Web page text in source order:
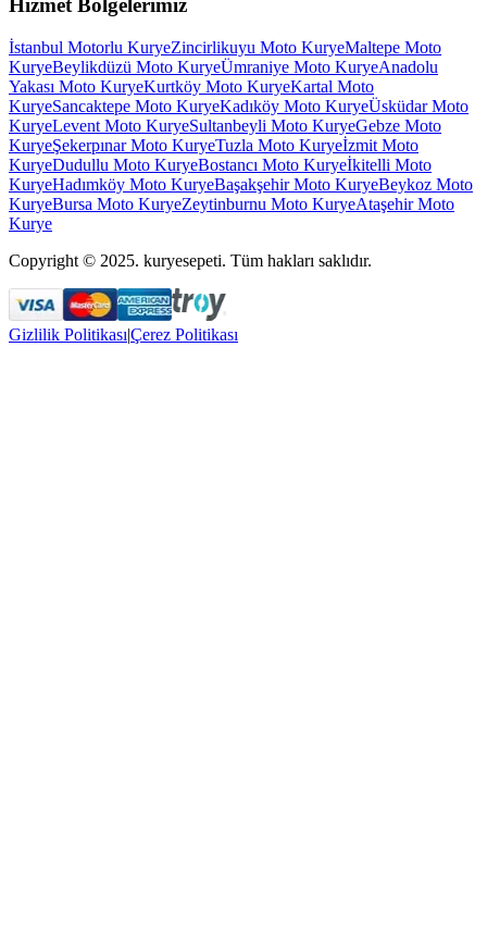
Hizmet Bölgelerimiz
İstanbul Motorlu KuryeZincirlikuyu Moto KuryeMaltepe Moto
KuryeBeylikdüzü Moto KuryeÜmraniye Moto KuryeAnadolu
Yakası Moto KuryeKurtköy Moto KuryeKartal Moto
KuryeSancaktepe Moto KuryeKadıköy Moto KuryeÜsküdar Moto
KuryeLevent Moto KuryeSultanbeyli Moto KuryeGebze Moto
KuryeŞekerpınar Moto KuryeTuzla Moto Kuryeİzmit Moto
KuryeDudullu Moto KuryeBostancı Moto Kuryeİkitelli Moto
KuryeHadımköy Moto KuryeBaşakşehir Moto KuryeBeykoz Moto
KuryeBursa Moto KuryeZeytinburnu Moto KuryeAtaşehir Moto
Kurye
Copyright © 2025. kuryesepeti. Tüm hakları saklıdır.
Gizlilik Politikası|Çerez Politikası